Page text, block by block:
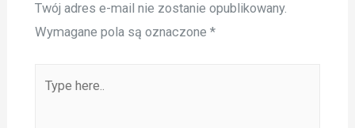
Twój adres e-mail nie zostanie opublikowany.
Wymagane pola są oznaczone *